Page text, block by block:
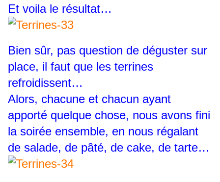
Et voila le résultat…
Bien sûr, pas question de déguster sur
place, il faut que les terrines
refroidissent…
Alors, chacune et chacun ayant
apporté quelque chose, nous avons fini
la soirée ensemble, en nous régalant
de salade, de pâté, de cake, de tarte…